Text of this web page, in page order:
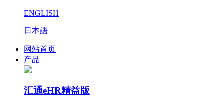
ENGLISH
日本語
网站首页
产品
汇通eHR精益版